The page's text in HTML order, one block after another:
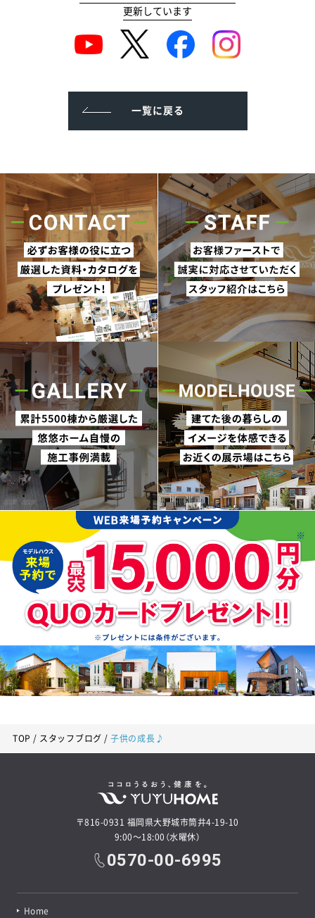
TOP スタッフブログ 子供の成長♪
更新しています
一覧に戻る
〒816-0931 福岡県大野城市筒井4-19-10
9:00～18:00（水曜休）
0570-00-6995
Home